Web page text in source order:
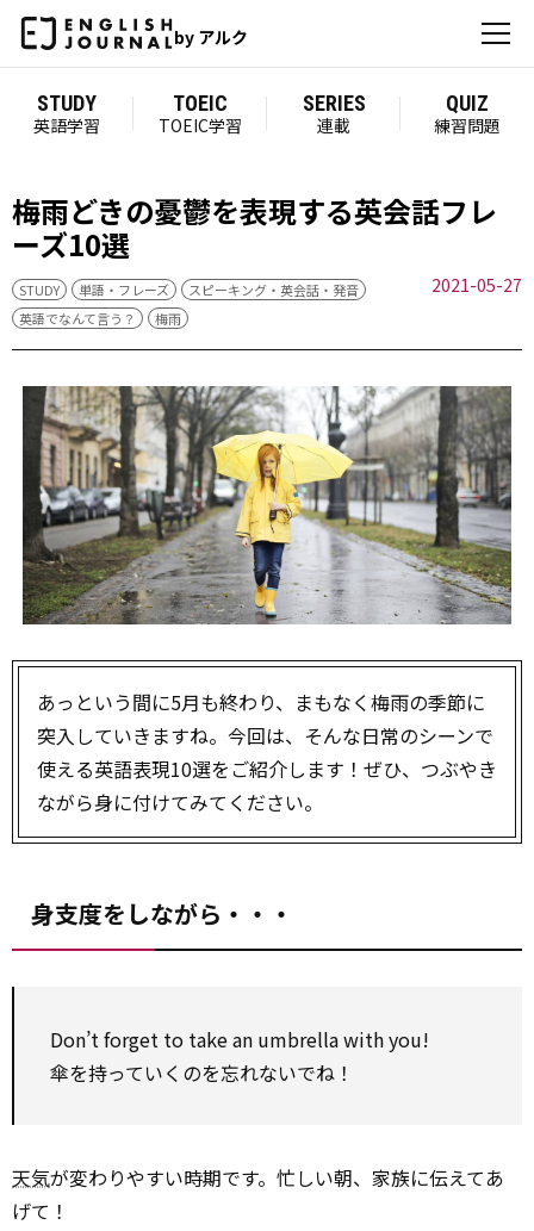
by アルク
STUDY
英語学習
TOEIC
TOEIC学習
SERIES
連載
QUIZ
練習問題
梅雨どきの憂鬱を表現する英会話フレ
ーズ10選
STUDY 単語・フレーズ
スピーキング・英会話・発音
英語でなんて言う？
梅雨
2021-05-27
あっという間に5月も終わり、まもなく梅雨の季節に
突入していきますね。今回は、そんな日常のシーンで
使える英語表現10選をご紹介します！ぜひ、つぶやき
ながら身に付けてみてください。
身支度をしながら・・・
Don’t forget to take an umbrella with you!
傘を持っていくのを忘れないでね！
天気が変わりやすい時期です。忙しい朝、家族に伝えてあ
げて！